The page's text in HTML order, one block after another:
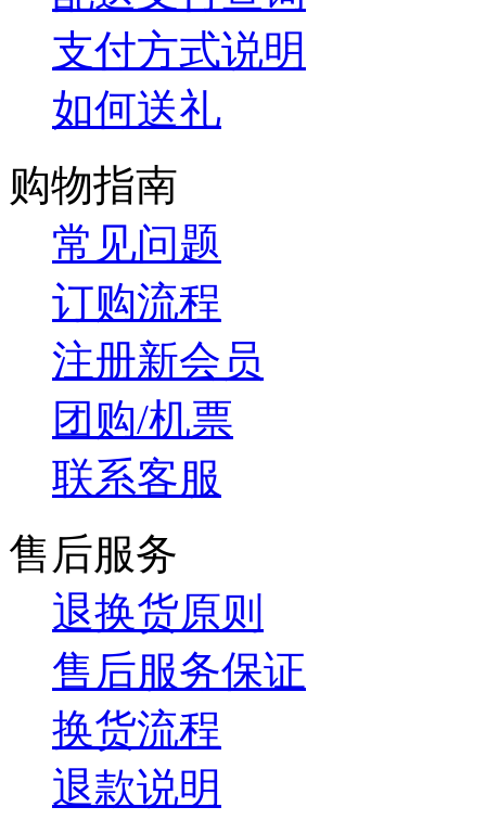
支付方式说明
如何送礼
购物指南
常见问题
订购流程
注册新会员
团购/机票
联系客服
售后服务
退换货原则
售后服务保证
换货流程
退款说明